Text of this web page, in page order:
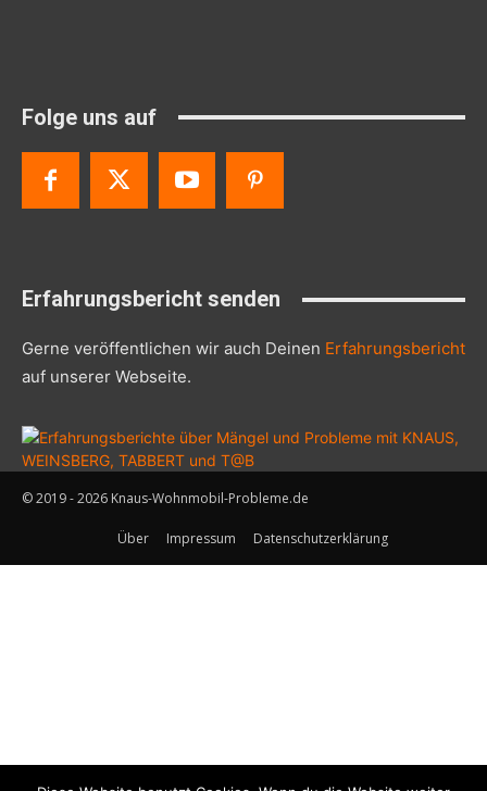
Folge uns auf
Erfahrungsbericht senden
Gerne veröffentlichen wir auch Deinen Erfahrungsbericht
auf unserer Webseite.
© 2019 - 2026 Knaus-Wohnmobil-Probleme.de
Über Impressum Datenschutzerklärung